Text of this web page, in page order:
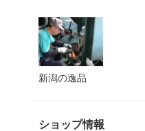
新潟の逸品
ショップ情報